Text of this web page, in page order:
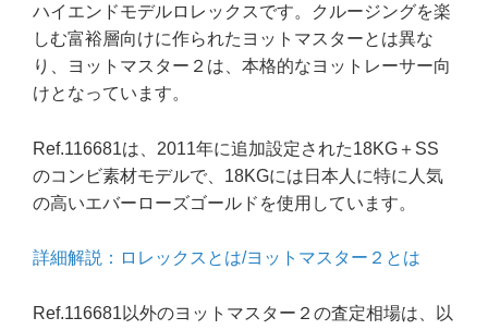
ハイエンドモデルロレックスです。クルージングを楽
しむ富裕層向けに作られたヨットマスターとは異な
り、ヨットマスター２は、本格的なヨットレーサー向
けとなっています。
Ref.116681は、2011年に追加設定された18KG＋SS
のコンビ素材モデルで、18KGには日本人に特に人気
の高いエバーローズゴールドを使用しています。
詳細解説：ロレックスとは/ヨットマスター２とは
Ref.116681以外のヨットマスター２の査定相場は、以